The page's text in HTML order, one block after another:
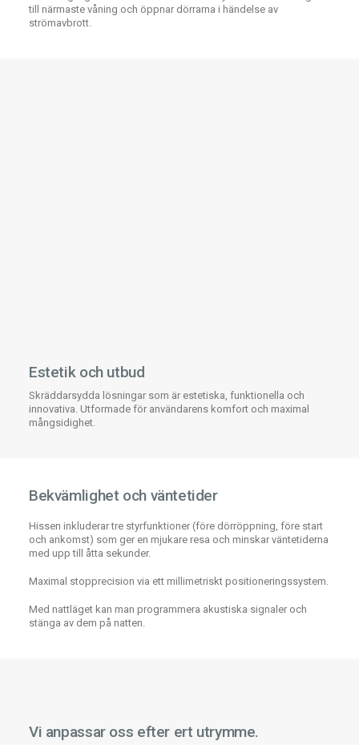
till närmaste våning och öppnar dörrarna i händelse av
strömavbrott.
Estetik och utbud
Skräddarsydda lösningar som är estetiska, funktionella och
innovativa. Utformade för användarens komfort och maximal
mångsidighet.
Bekvämlighet och väntetider
Hissen inkluderar tre styrfunktioner (före dörröppning, före start
och ankomst) som ger en mjukare resa och minskar väntetiderna
med upp till åtta sekunder.
Maximal stopprecision via ett millimetriskt positioneringssystem.
Med nattläget kan man programmera akustiska signaler och
stänga av dem på natten.
Vi anpassar oss efter ert utrymme.